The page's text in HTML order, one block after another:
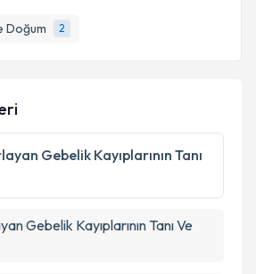
Doğum
2
e-posta ile bilgilendireceğiz.
işlenmesine ilişkinAydınlatma
ve kişisel verilerimin belirtilen
kabul ediyorum.
Talebini Gönder
Gebelik Kayıplarının Tanı
Gebelik Kayıplarının Tanı Ve